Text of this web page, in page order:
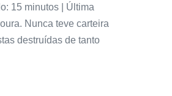
15 minutos | Última
Nunca teve carteira
destruídas de tanto